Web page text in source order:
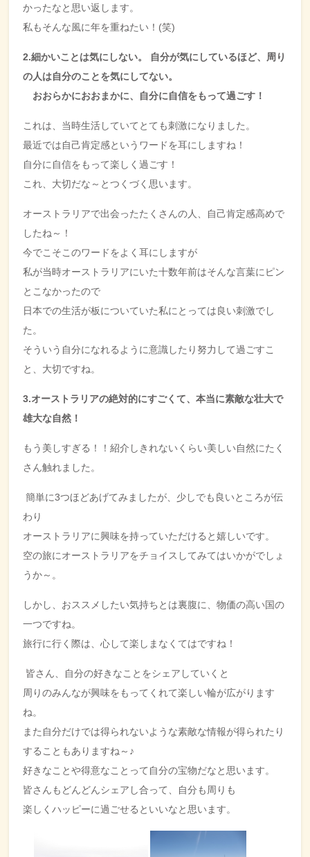
かったなと思い返します。
私もそんな風に年を重ねたい！ (笑)
2.細かいことは気にしない。 自分が気にしているほど、周り
の人は自分のことを気にしてない。
おおらかにおおまかに、自分に自信をもって過ごす！
これは、当時生活していてとても刺激になりました。
最近では自己肯定感というワードを耳にしますね！
自分に自信をもって楽しく過ごす！
これ、大切だな～とつくづく思います。
オーストラリアで出会ったたくさんの人、自己肯定感高めで
したね～！
今でこそこのワードをよく耳にしますが
私が当時オーストラリアにいた十数年前はそんな言葉にピン
とこなかったので
日本での生活が板についていた私にとっては良い刺激でし
た。
そういう自分になれるように意識したり努力して過ごすこ
と、大切ですね。
3.オーストラリアの絶対的にすごくて、本当に素敵な壮大で
雄大な自然！
もう美しすぎる！！紹介しきれないくらい美しい自然にたく
さん触れました。
簡単に3つほどあげてみましたが、少しでも良いところが伝
わり
オーストラリアに興味を持っていただけると嬉しいです。
空の旅にオーストラリアをチョイスしてみてはいかがでしょ
うか～。
しかし、おススメしたい気持ちとは裏腹に、物価の高い国の
一つですね。
旅行に行く際は、心して楽しまなくてはですね！
皆さん、自分の好きなことをシェアしていくと
周りのみんなが興味をもってくれて楽しい輪が広がります
ね。
また自分だけでは得られないような素敵な情報が得られたり
することもありますね～♪
好きなことや得意なことって自分の宝物だなと思います。
皆さんもどんどんシェアし合って、自分も周りも
楽しくハッピーに過ごせるといいなと思います。